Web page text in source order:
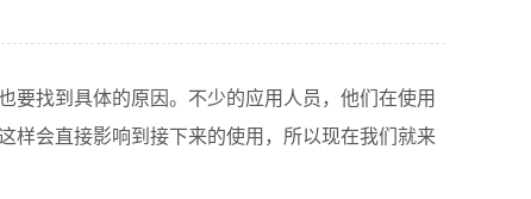
要找到具体的原因。不少的应用人员，他们在使用
样会直接影响到接下来的使用，所以现在我们就来